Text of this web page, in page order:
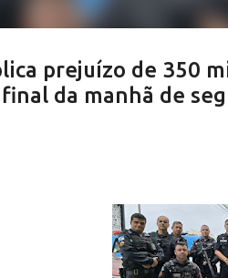
prejuízo de 350
da manhã de